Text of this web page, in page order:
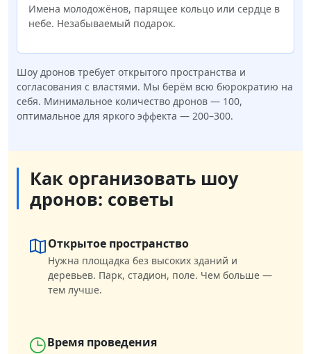
Имена молодожёнов, парящее кольцо или сердце в
небе. Незабываемый подарок.
Шоу дронов требует открытого пространства и
согласования с властями. Мы берём всю бюрократию на
себя. Минимальное количество дронов — 100,
оптимальное для яркого эффекта — 200–300.
Как организовать шоу
дронов: советы
Открытое пространство
Нужна площадка без высоких зданий и
деревьев. Парк, стадион, поле. Чем больше —
тем лучше.
Время проведения